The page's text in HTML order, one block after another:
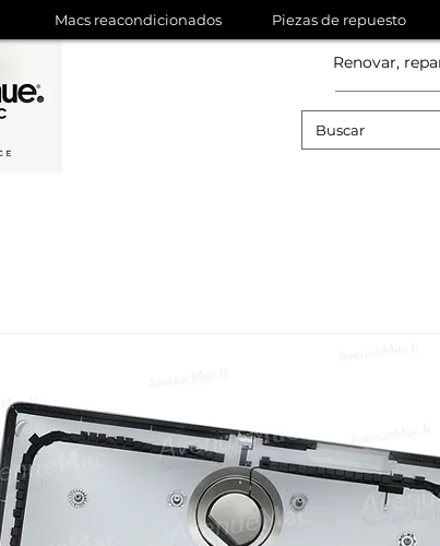
Renovar,
Macs reacondicionados Piezas de repuesto